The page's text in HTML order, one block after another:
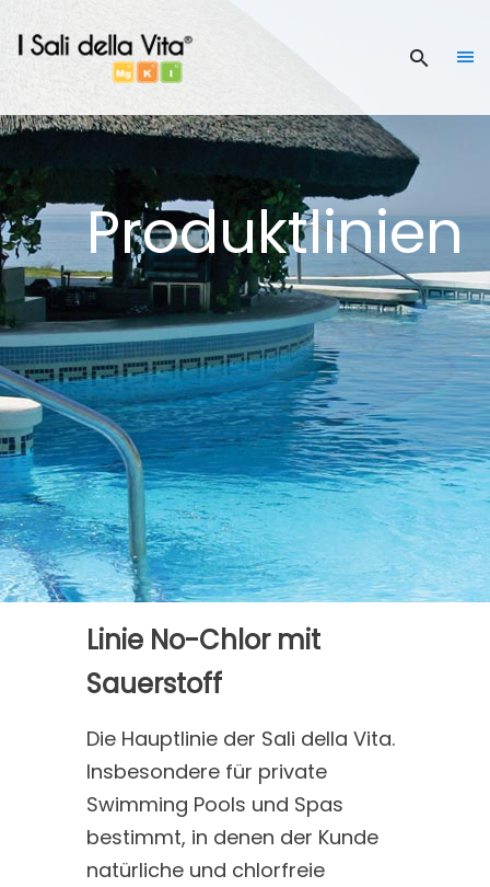
Produktlinien
Linie No-Chlor mit
Sauerstoff
Die Hauptlinie der Sali della Vita.
Insbesondere für private
Swimming Pools und Spas
bestimmt, in denen der Kunde
natürliche und chlorfreie